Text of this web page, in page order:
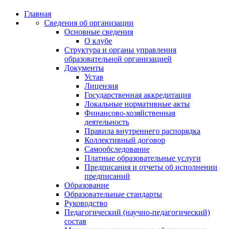
Главная
Сведения об организации
Основные сведения
О клубе
Структура и органы управления
образовательной организацией
Документы
Устав
Лицензия
Государственная аккредитация
Локальные нормативные акты
Финансово-хозяйственная
деятельность
Правила внутреннего распорядка
Коллективный договор
Самообследование
Платные образовательные услуги
Предписания и отчеты об исполнении
предписаний
Образование
Образовательные стандарты
Руководство
Педагогический (научно-педагогический)
состав